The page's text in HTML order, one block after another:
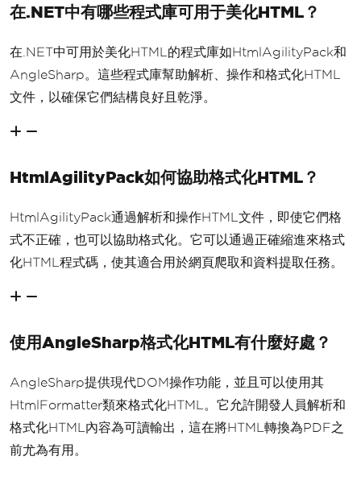
在.NET中有哪些程式庫可用于美化HTML？
在.NET中可用於美化HTML的程式庫如HtmlAgilityPack和
AngleSharp。這些程式庫幫助解析、操作和格式化HTML
文件，以確保它們結構良好且乾淨。
HtmlAgilityPack如何協助格式化HTML？
HtmlAgilityPack通過解析和操作HTML文件，即使它們格
式不正確，也可以協助格式化。它可以通過正確縮進來格式
化HTML程式碼，使其適合用於網頁爬取和資料提取任務。
使用AngleSharp格式化HTML有什麼好處？
AngleSharp提供現代DOM操作功能，並且可以使用其
HtmlFormatter類來格式化HTML。它允許開發人員解析和
格式化HTML內容為可讀輸出，這在將HTML轉換為PDF之
前尤為有用。